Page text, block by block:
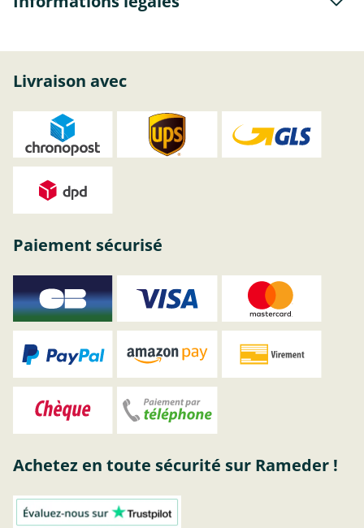
Livraison avec
Paiement sécurisé
Achetez en toute sécurité sur Rameder !